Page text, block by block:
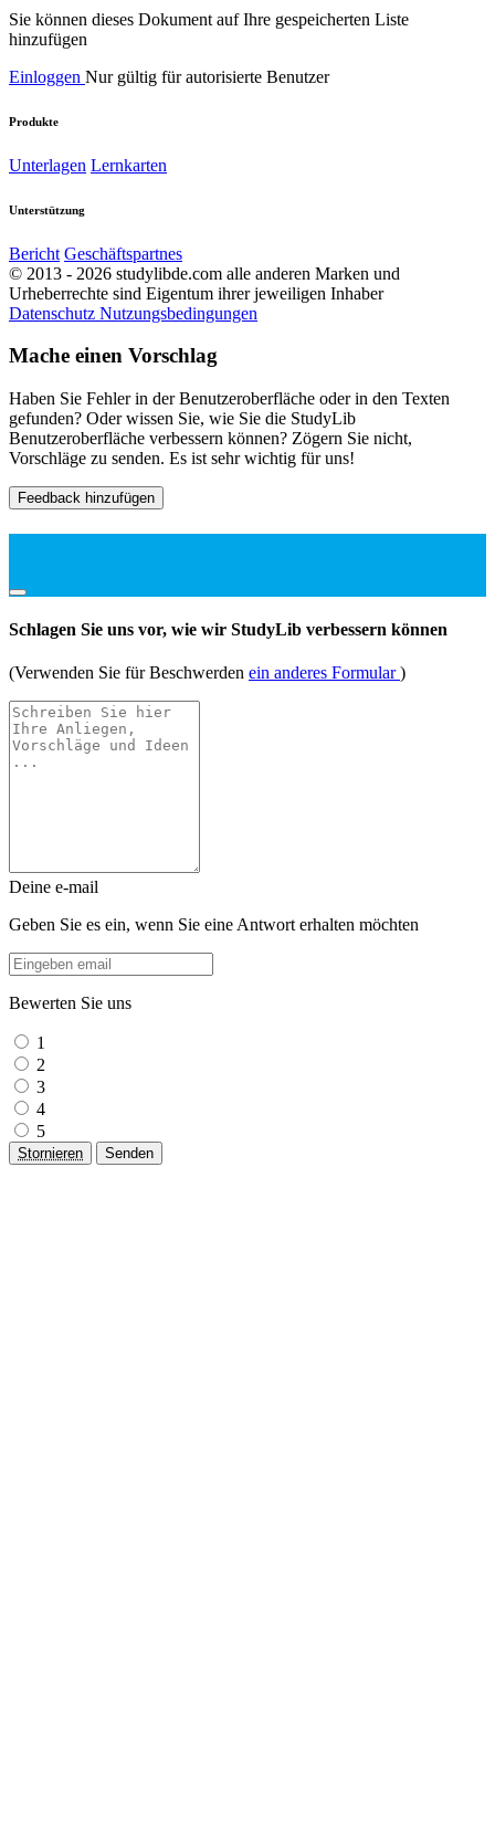
Sie können dieses Dokument auf Ihre gespeicherten Liste
hinzufügen
Einloggen Nur gültig für autorisierte Benutzer
Produkte
Unterlagen Lernkarten
Unterstützung
Bericht Geschäftspartnes
© 2013 - 2026 studylibde.com alle anderen Marken und
Urheberrechte sind Eigentum ihrer jeweiligen Inhaber
Datenschutz Nutzungsbedingungen
Mache einen Vorschlag
Haben Sie Fehler in der Benutzeroberfläche oder in den Texten
gefunden? Oder wissen Sie, wie Sie die StudyLib
Benutzeroberfläche verbessern können? Zögern Sie nicht,
Vorschläge zu senden. Es ist sehr wichtig für uns!
Feedback hinzufügen
Schlagen Sie uns vor, wie wir StudyLib verbessern können
(Verwenden Sie für Beschwerden ein anderes Formular)
Deine e-mail
Geben Sie es ein, wenn Sie eine Antwort erhalten möchten
Bewerten Sie uns
1
2
3
4
5
Stornieren Senden